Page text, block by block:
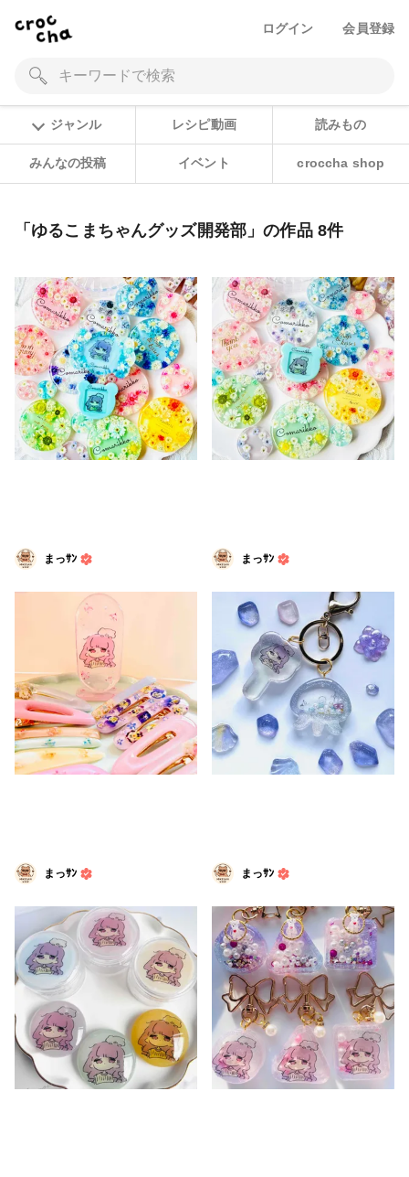
ログイン 会員登録
ジャンル レシピ動画 読みもの
みんなの投稿 イベント croccha shop
「ゆるこまちゃんグッズ開発部」の作品 8件
まっｻﾝ まっｻﾝ
まっｻﾝ まっｻﾝ